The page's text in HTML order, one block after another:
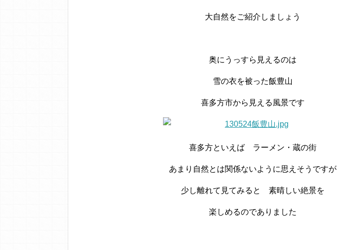
大自然をご紹介しましょう
奥にうっすら見えるのは
雪の衣を被った飯豊山
喜多方市から見える風景です
喜多方といえば ラーメン・蔵の街
あまり自然とは関係ないように思えそうですが
少し離れて見てみると 素晴しい絶景を
楽しめるのでありました